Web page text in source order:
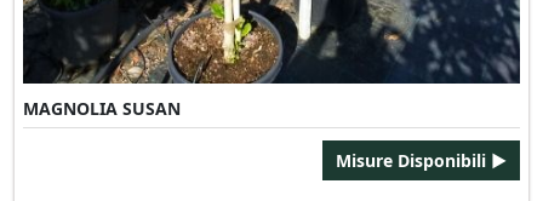
MAGNOLIA SUSAN
Misure Disponibili ►